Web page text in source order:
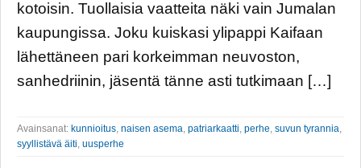
kotoisin. Tuollaisia vaatteita näki vain Jumalan
kaupungissa. Joku kuiskasi ylipappi Kaifaan
lähettäneen pari korkeimman neuvoston,
sanhedriinin, jäsentä tänne asti tutkimaan […]
Avainsanat: kunnioitus naisen asema patriarkaatti perhe suvun tyrannia
syyllistävä äiti uusperhe